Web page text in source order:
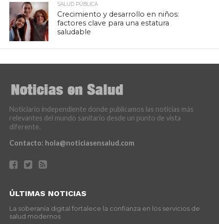
SALUD PÚBLICA
Crecimiento y desarrollo en niños:
factores clave para una estatura
saludable
Noticiario independiente donde publicamos las noticias más
relevantes del mundo sanitario desde un punto de vista
diferente.
Contacto: hola@noticiasensalud.com
ÚLTIMAS NOTICIAS
La soberanía digital fortalece la confianza en los servicios de
salud modernos